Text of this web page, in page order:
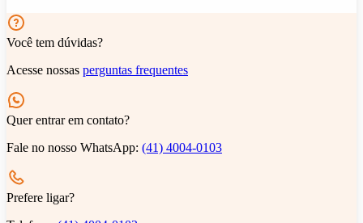
Você tem dúvidas?
Acesse nossas perguntas frequentes
Quer entrar em contato?
Fale no nosso WhatsApp: (41) 4004-0103
Prefere ligar?